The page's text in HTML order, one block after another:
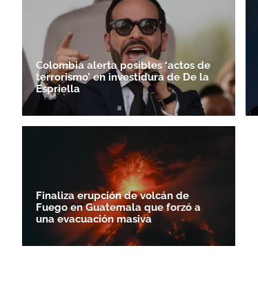
Colombia alerta posibles ‘actos de
terrorismo’ en investidura de De la
Espriella
Finaliza erupción de volcán de
Fuego en Guatemala que forzó a
una evacuación masiva